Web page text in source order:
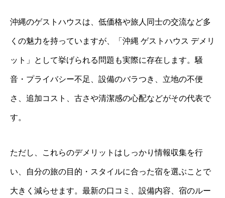
沖縄のゲストハウスは、低価格や旅人同士の交流など多
くの魅力を持っていますが、「沖縄 ゲストハウス デメリ
ット」として挙げられる問題も実際に存在します。騒
音・プライバシー不足、設備のバラつき、立地の不便
さ、追加コスト、古さや清潔感の心配などがその代表で
す。
ただし、これらのデメリットはしっかり情報収集を行
い、自分の旅の目的・スタイルに合った宿を選ぶことで
大きく減らせます。最新の口コミ、設備内容、宿のルー